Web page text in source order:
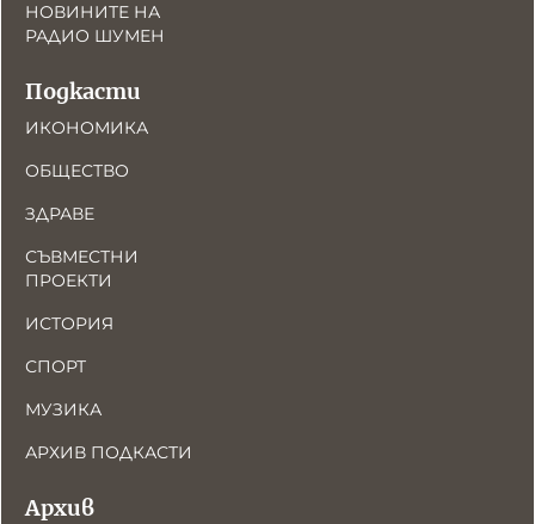
НОВИНИТЕ НА
РАДИО ШУМЕН
Подкасти
ИКОНОМИКА
ОБЩЕСТВО
ЗДРАВЕ
СЪВМЕСТНИ
ПРОЕКТИ
ИСТОРИЯ
СПОРТ
МУЗИКА
АРХИВ ПОДКАСТИ
Архив